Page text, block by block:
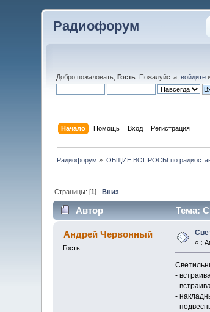
Радиофорум
Добро пожаловать,Гость . Пожалуйста,войдите
Начало Помощь Вход Регистрация
Радиофорум » ОБЩИЕ ВОПРОСЫ по
Страницы: [1]Вниз
Автор Тема:
Андрей Червонный
Гость
« :
-
-
-
-